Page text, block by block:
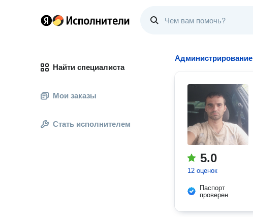
Найти специалиста
Мои заказы
Стать исполнителем
Администрирование
5.0
12 оценок
Паспорт
проверен